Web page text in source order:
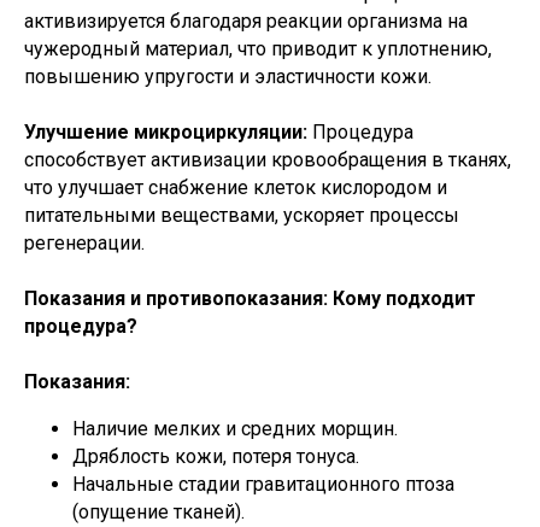
активизируется благодаря реакции организма на
чужеродный материал, что приводит к уплотнению,
повышению упругости и эластичности кожи.
Улучшение микроциркуляции: Процедура
способствует активизации кровообращения в тканях,
что улучшает снабжение клеток кислородом и
питательными веществами, ускоряет процессы
регенерации.
Показания и противопоказания: Кому подходит
процедура?
Показания:
Наличие мелких и средних морщин.
Дряблость кожи, потеря тонуса.
Начальные стадии гравитационного птоза
(опущение тканей).